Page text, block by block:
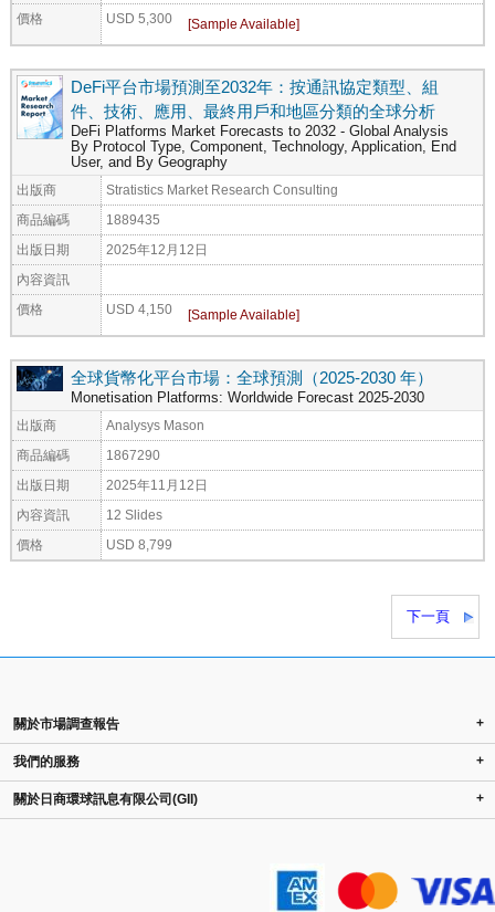
價格 USD 5,300
DeFi平台市場預測至2032年：按通訊協定類型、組
件、技術、應用、最終用戶和地區分類的全球分析
DeFi Platforms Market Forecasts to 2032 - Global Analysis
By Protocol Type, Component, Technology, Application, End
User, and By Geography
出版商 Stratistics Market Research Consulting
商品編碼 1889435
出版日期 2025年12月12日
內容資訊
價格 USD 4,150
全球貨幣化平台市場：全球預測（2025-2030 年）
Monetisation Platforms: Worldwide Forecast 2025-2030
出版商 Analysys Mason
商品編碼 1867290
出版日期 2025年11月12日
內容資訊 12 Slides
價格 USD 8,799
下一頁
關於市場調查報告 +
我們的服務 +
關於日商環球訊息有限公司(GII) +